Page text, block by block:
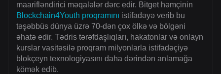
maarifləndirici məqalələr dərc edir. Bitget həmçinin
Blockchain4Youth proqramını istifadəyə verib bu
təşəbbüs dünya üzrə 70-dən çox ölkə və bölgəni
əhatə edir. Tədris tərəfdaşlıqları, hakatonlar və onlayn
kurslar vasitəsilə proqram milyonlarla istifadəçiyə
blokçeyn texnologiyasını daha dərindən anlamağa
kömək edib.